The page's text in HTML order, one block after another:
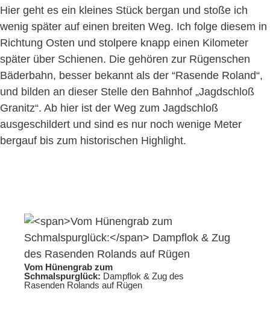
Hier geht es ein kleines Stück bergan und stoße ich
wenig später auf einen breiten Weg. Ich folge diesem in
Richtung Osten und stolpere knapp einen Kilometer
später über Schienen. Die gehören zur Rügenschen
Bäderbahn, besser bekannt als der “Rasende Roland“,
und bilden an dieser Stelle den Bahnhof „Jagdschloß
Granitz“. Ab hier ist der Weg zum Jagdschloß
ausgeschildert und sind es nur noch wenige Meter
bergauf bis zum historischen Highlight.
Vom Hünengrab zum
Schmalspurglück: Dampflok & Zug des
Rasenden Rolands auf Rügen